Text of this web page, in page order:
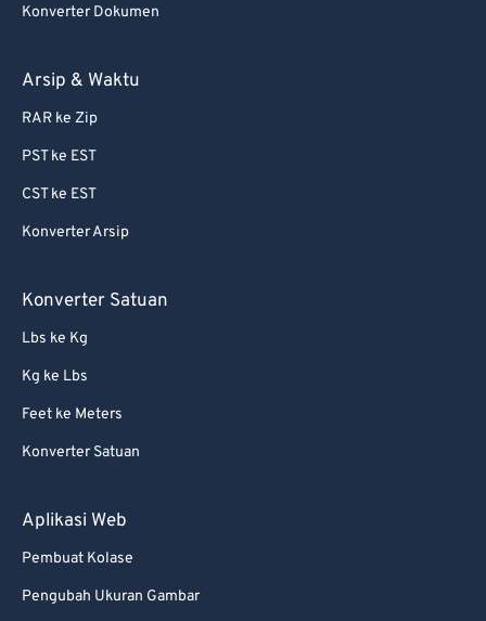
Konverter Dokumen
Arsip & Waktu
RAR ke Zip
PST ke EST
CST ke EST
Konverter Arsip
Konverter Satuan
Lbs ke Kg
Kg ke Lbs
Feet ke Meters
Konverter Satuan
Aplikasi Web
Pembuat Kolase
Pengubah Ukuran Gambar